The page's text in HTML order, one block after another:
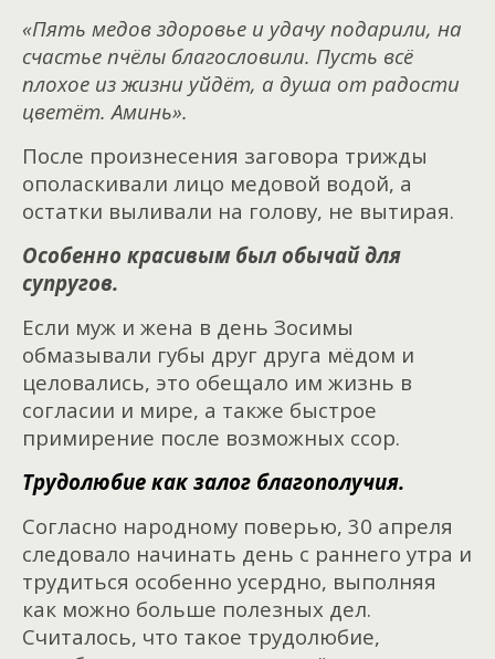
«Пять медов здоровье и удачу подарили, на
счастье пчёлы благословили. Пусть всё
плохое из жизни уйдёт, а душа от радости
цветёт. Аминь».
После произнесения заговора трижды
ополаскивали лицо медовой водой, а
остатки выливали на голову, не вытирая.
Особенно красивым был обычай для
супругов.
Если муж и жена в день Зосимы
обмазывали губы друг друга мёдом и
целовались, это обещало им жизнь в
согласии и мире, а также быстрое
примирение после возможных ссор.
Трудолюбие как залог благополучия.
Согласно народному поверью, 30 апреля
следовало начинать день с раннего утра и
трудиться особенно усердно, выполняя
как можно больше полезных дел.
Считалось, что такое трудолюбие,